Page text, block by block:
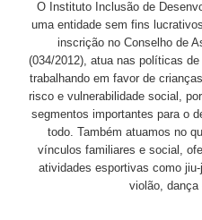
O Instituto Inclusão de
uma entidade sem fins
inscrição no Conselho de
(034/2012), atua nas políticas
trabalhando em favor de
risco e vulnerabilidade social,
segmentos importantes para o
todo. Também atuamos no
vínculos familiares e social,
atividades esportivas como
violão, dança